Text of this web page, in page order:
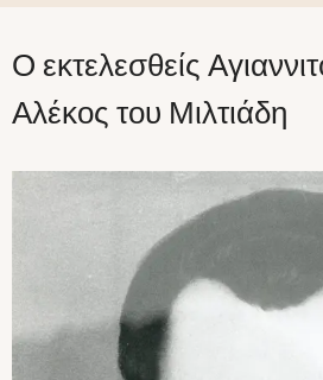
Ο εκτελεσθείς
Αλέκος του Μιλτιάδη